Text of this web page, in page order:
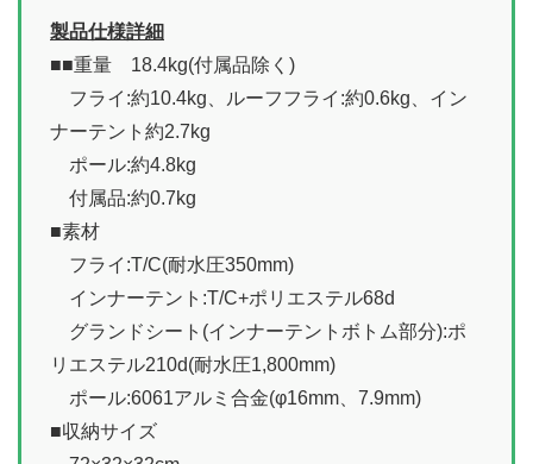
製品仕様詳細
■■重量 18.4kg(付属品除く)
フライ:約10.4kg、ルーフフライ:約0.6kg、イン
ナーテント約2.7kg
ポール:約4.8kg
付属品:約0.7kg
■素材
フライ:T/C(耐水圧350mm)
インナーテント:T/C+ポリエステル68d
グランドシート(インナーテントボトム部分):ポ
リエステル210d(耐水圧1,800mm)
ポール:6061アルミ合金(φ16mm、7.9mm)
■収納サイズ